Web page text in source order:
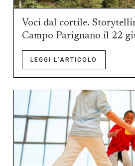
Voci dal cortile.
Campo Parignano il 22
LEGGI L'ARTICOLO